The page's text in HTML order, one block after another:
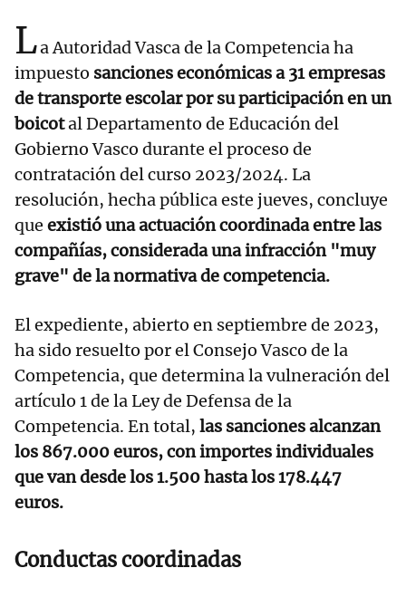
La Autoridad Vasca de la Competencia ha
impuesto sanciones económicas a 31 empresas
de transporte escolar por su participación en un
boicotal Departamento de Educación del
Gobierno Vasco durante el proceso de
contratación del curso 2023/2024. La
resolución, hecha pública este jueves, concluye
que existió una actuación coordinada entre las
compañías, considerada una infracción "muy
grave" de la normativa de competencia.
El expediente, abierto en septiembre de 2023,
ha sido resuelto por el Consejo Vasco de la
Competencia, que determina la vulneración del
artículo 1 de la Ley de Defensa de la
Competencia. En total, las sanciones alcanzan
los 867.000 euros, con importes individuales
que van desde los 1.500 hasta los 178.447
euros.
Conductas coordinadas